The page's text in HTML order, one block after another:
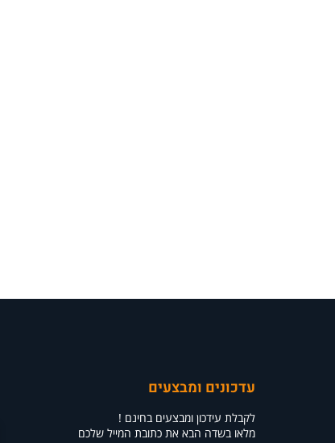
עדכונים ומבצעים
לקבלת עידכון ומבצעים בחינם !
מלאו בשדה הבא את כתובת המייל שלכם